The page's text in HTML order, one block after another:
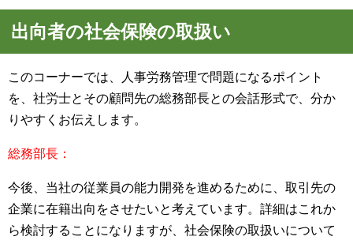
出向者の社会保険の取扱い
このコーナーでは、人事労務管理で問題になるポイント
を、社労士とその顧問先の総務部長との会話形式で、分か
りやすくお伝えします。
総務部長：
今後、当社の従業員の能力開発を進めるために、取引先の
企業に在籍出向をさせたいと考えています。詳細はこれか
ら検討することになりますが、社会保険の取扱いについて